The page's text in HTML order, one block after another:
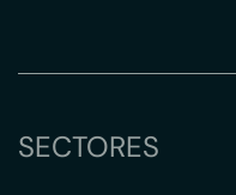
SECTORES